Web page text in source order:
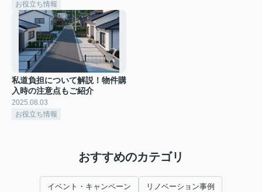
お役立ち情報
私道負担について解説！物件購
入時の注意点もご紹介
2025.08.03
お役立ち情報
おすすめのカテゴリ
イベント・キャンペーン リノベーション事例